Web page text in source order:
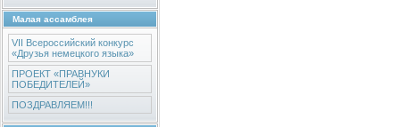
Малая ассамблея
VII Всероссийский конкурс
«Друзья немецкого языка»
ПРОЕКТ «ПРАВНУКИ
ПОБЕДИТЕЛЕЙ»
ПОЗДРАВЛЯЕМ!!!